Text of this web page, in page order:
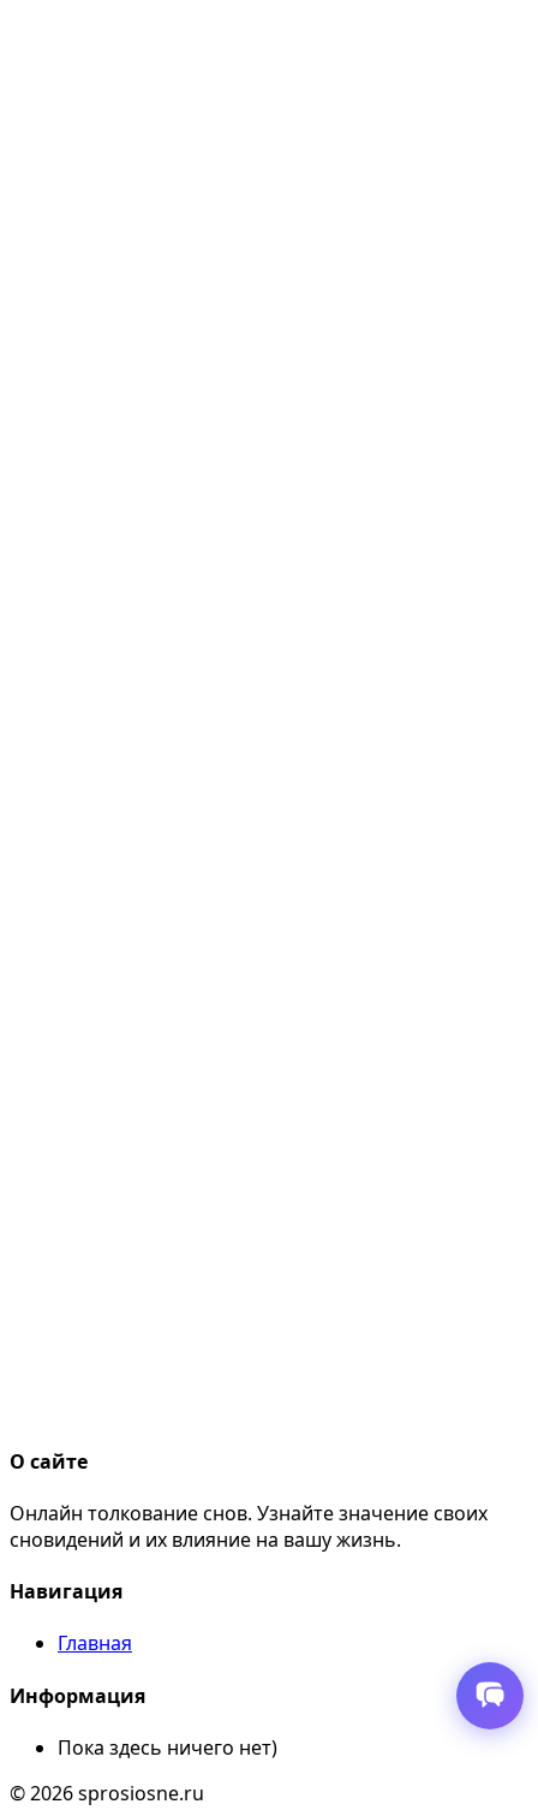
О сайте
Онлайн толкование снов. Узнайте значение своих
сновидений и их влияние на вашу жизнь.
Навигация
Главная
Информация
Пока здесь ничего нет)
© 2026 sprosiosne.ru